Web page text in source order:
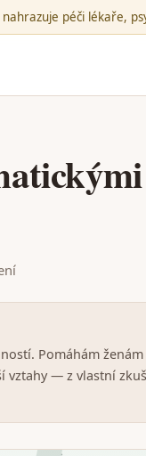
péči lékaře,
Pomáhám ženám
vztahy — z vlastní